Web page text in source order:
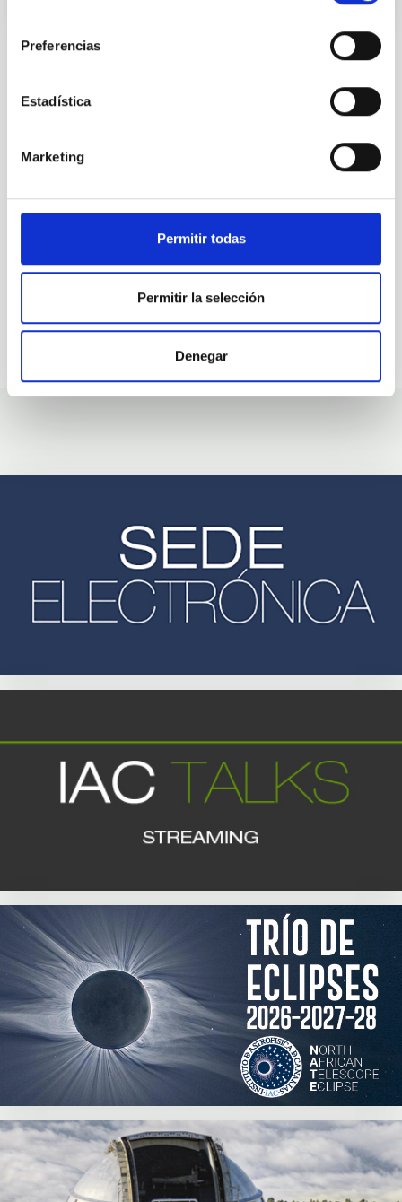
Preferencias
Estadística
Marketing
Permitir todas
Permitir la selección
Denegar
At the IAC we're always
talent.